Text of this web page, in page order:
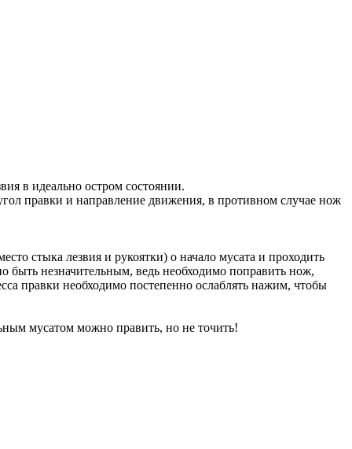
в идеально остром состоянии.
правки и направление движения, в противном случае нож
стыка лезвия и рукоятки) о начало мусата и проходить
быть незначительным, ведь необходимо поправить нож,
правки необходимо постепенно ослаблять нажим, чтобы
мусатом можно править, но не точить!